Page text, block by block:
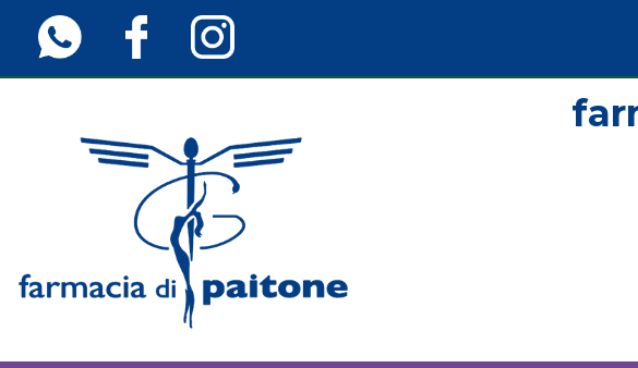
contenuto
principale
Farmaciainfinita.it